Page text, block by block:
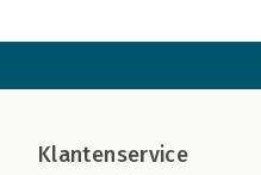
Klantenservice